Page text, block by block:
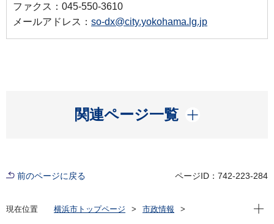
ファクス：045-550-3610
メールアドレス： so-dx@city.yokohama.lg.jp
関連ページ一覧
開く
前のページに戻る ページID：742-223-284
現在位置 横浜市トップページ
市政情報
現在